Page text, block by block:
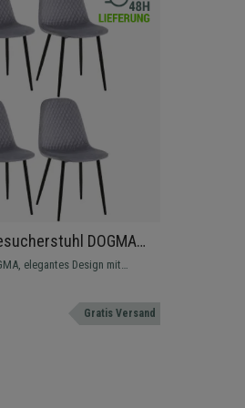
DOGMA
Metallgestell,
elegantes Design mit
Ihre Besucher. Mit Stoff- oder
Farben erhältlich
Gratis Versand